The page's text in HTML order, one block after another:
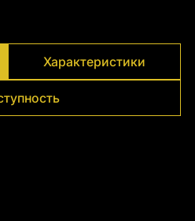
Характеристики